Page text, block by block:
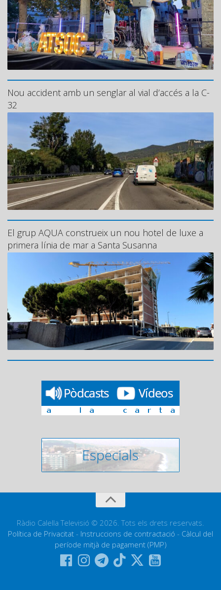
Nou accident amb un senglar al vial d’accés a la C-
32
El grup AQUA construeix un nou hotel de luxe a
primera línia de mar a Santa Susanna
Ràdio Calella Televisió © 2026. Tots els drets reservats.
Política de Privacitat - Instruccions de contractació - Càlcul del
període mitjà de pagament (PMP)